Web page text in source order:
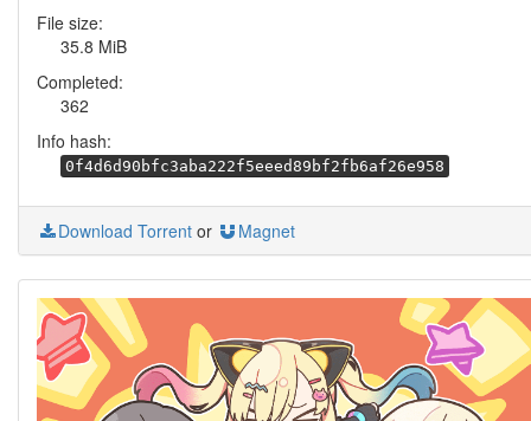
File size:
35.8 MiB
Completed:
362
Info hash:
0f4d6d90bfc3aba222f5eeed89bf2fb6af26e958
Download Torrent or Magnet